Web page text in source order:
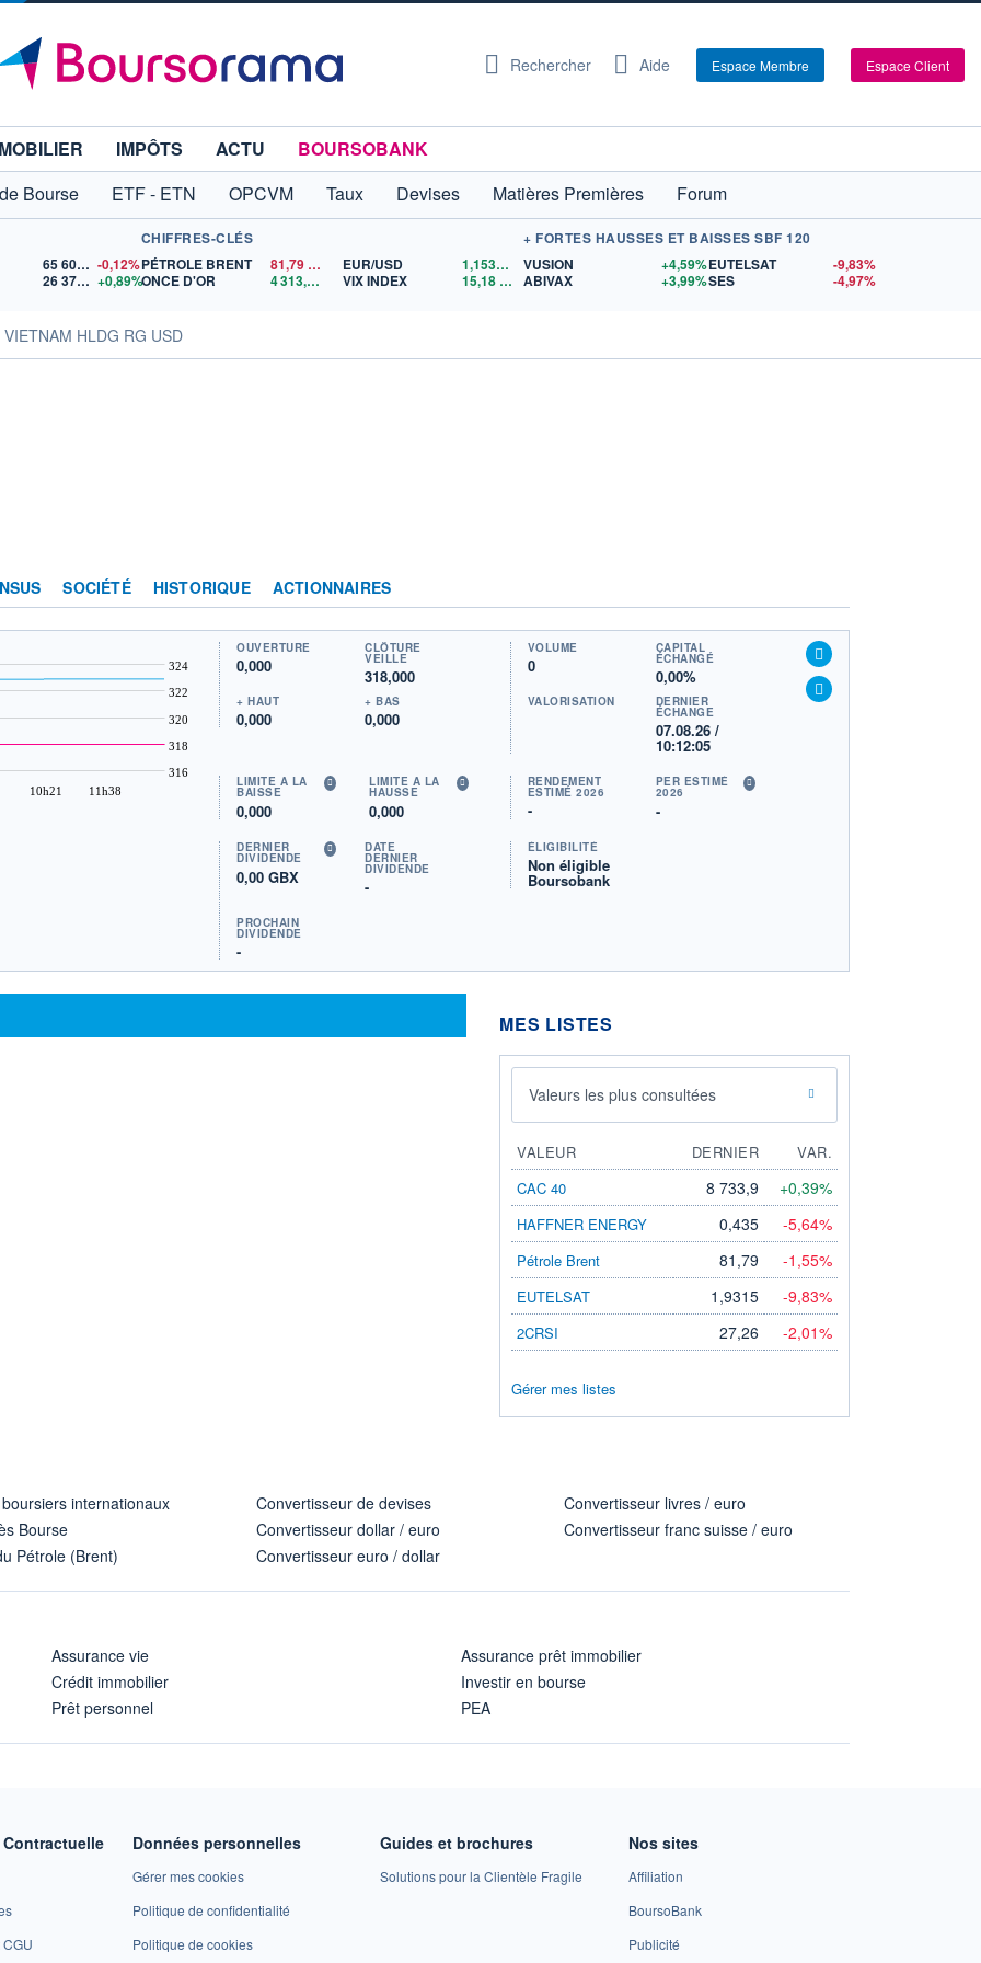
Rechercher Aide Espace Membre Espace Client
IMPÔTS ACTU
BOURSOBANK
Bourse ETF - ETN OPCVM Taux Devises Matières Premières
Forum
65 606,71 -0,12%
26 373,24 +0,89%
CHIFFRES-CLÉS
PÉTROLE BRENT
81,79
ONCE D'OR
4 313,66 $US
EUR/USD 1,1534$US
VIX INDEX
15,18$US
+ FORTES HAUSSES ET BAISSES SBF 120
VUSION
+4,59%
ABIVAX
+3,99%
EUTELSAT
-9,83%
SES
-4,97%
HLDG RG USD
SOCIÉTÉ HISTORIQUE ACTIONNAIRES
10h21 11h38
316
318
320
322
324
OUVERTURE
0,000
CLÔTURE
VEILLE
318,000
+ HAUT
0,000
+ BAS
0,000
VOLUME
0
CAPITAL
ÉCHANGÉ
0,00%
VALORISATION DERNIER
ÉCHANGE
07.08.26 /
10:12:05
LIMITE À LA
BAISSE
0,000
LIMITE À LA
HAUSSE
0,000
RENDEMENT
ESTIMÉ 2026
-
PER ESTIMÉ
2026
-
DERNIER
DIVIDENDE
0,00 GBX
DATE
DERNIER
DIVIDENDE
-
PROCHAIN
DIVIDENDE
-
ÉLIGIBILITÉ
Non éligible
Boursobank
MES LISTES
Valeurs les plus consultées
VALEUR DERNIER
VAR.
CAC 40
8 733,9 +0,39%
HAFFNER ENERGY 0,435 -5,64%
Pétrole Brent 81,79 -1,55%
EUTELSAT 1,9315 -9,83%
2CRSI 27,26 -2,01%
Gérer mes listes
internationaux
Bourse
Pétrole (Brent)
Convertisseur de devises
Convertisseur dollar / euro
Convertisseur euro / dollar
Convertisseur livres / euro
Convertisseur franc suisse / euro
Assurance vie
Crédit immobilier
Prêt personnel
Assurance prêt immobilier
Investir en bourse
PEA
Données personnelles
Gérer mes cookies
Politique de confidentialité
Politique de cookies
Guides et brochures
Solutions pour la Clientèle Fragile
Nos sites
Affiliation
BoursoBank
Publicité